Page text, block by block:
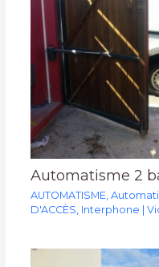
Automatisme 2
AUTOMATISME,
D'ACCÈS Interphone |